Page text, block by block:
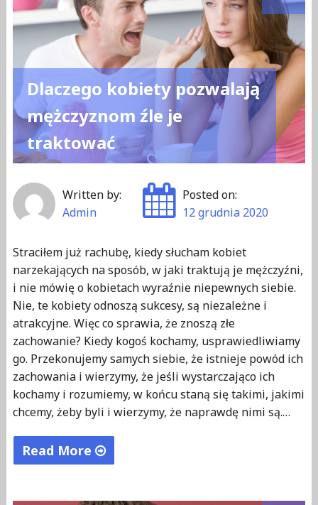
Dlaczego kobiety pozwalają
mężczyznom źle je
traktować
Written by:
Admin
Posted on:
12 grudnia 2020
Straciłem już rachubę, kiedy słucham kobiet
narzekających na sposób, w jaki traktują je mężczyźni,
i nie mówię o kobietach wyraźnie niepewnych siebie.
Nie, te kobiety odnoszą sukcesy, są niezależne i
atrakcyjne. Więc co sprawia, że ​​znoszą złe
zachowanie? Kiedy kogoś kochamy, usprawiedliwiamy
go. Przekonujemy samych siebie, że istnieje powód ich
zachowania i wierzymy, że jeśli wystarczająco ich
kochamy i rozumiemy, w końcu staną się takimi, jakimi
chcemy, żeby byli i wierzymy, że naprawdę nimi są.…
Read More